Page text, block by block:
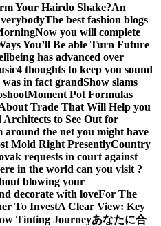
Your Hairdo Shake?An
The best fashion blogs
Now you will complete
You’ll Be able Turn Future
has advanced over
4 thoughts to keep you sound
in fact grandShow slams
Moment Pot Formulas
Trade That Will Help you
to See Out for
around the net you might have
Mold Right PresentlyCountry
requests in court against
in the world can you visit ?
blowing your
decorate with loveFor The
To InvestA Clear View: Key
Tinting Journeyあなたに合